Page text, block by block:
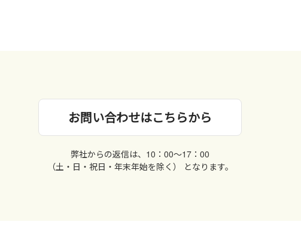
お問い合わせはこちらから
弊社からの返信は、10：00〜17：00
（土・日・祝日・年末年始を除く） となります。